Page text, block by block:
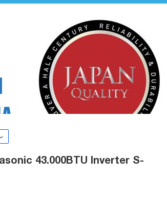
43.000BTU Inverter S-